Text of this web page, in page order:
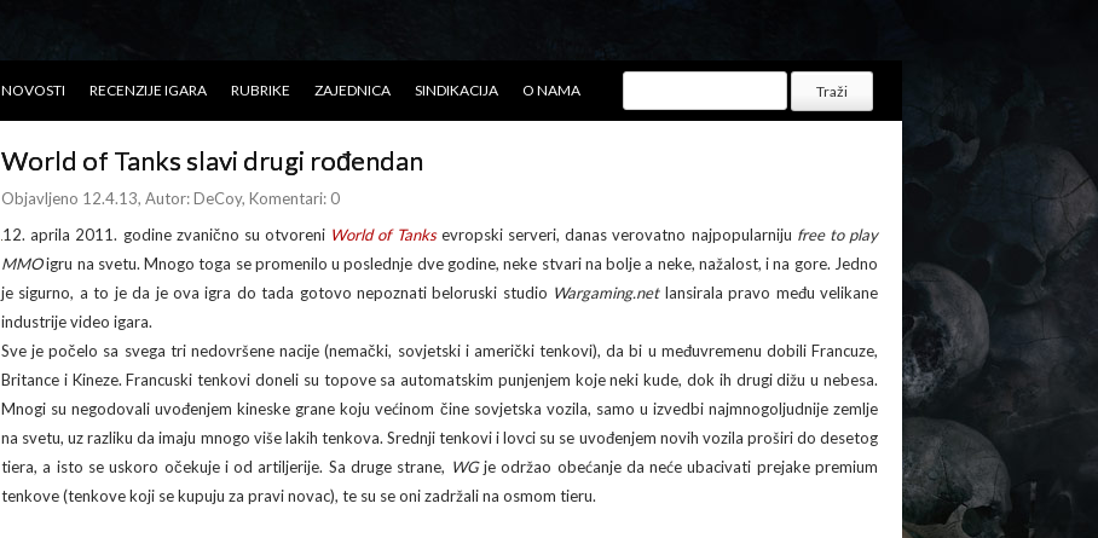
NOVOSTI RECENZIJE IGARA RUBRIKE ZAJEDNICA SINDIKACIJA O NAMA
World of Tanks slavi drugi rođendan
Objavljeno 12.4.13, Autor:DeCoy, Komentari: 0
12. aprila 2011. godine zvanično su otvoreni World of Tanks evropski serveri, danas verovatno najpopularniju free to play
MMOigru na svetu. Mnogo toga se promenilo u poslednje dve godine, neke stvari na bolje a neke, nažalost, i na gore. Jedno
je sigurno, a to je da je ova igra do tada gotovo nepoznati beloruski studio Wargaming.net lansirala pravo među velikane
industrije video igara.
Sve je počelo sa svega tri nedovršene nacije (nemački, sovjetski i američki tenkovi), da bi u međuvremenu dobili Francuze,
Britance i Kineze. Francuski tenkovi doneli su topove sa automatskim punjenjem koje neki kude, dok ih drugi dižu u nebesa.
Mnogi su negodovali uvođenjem kineske grane koju većinom čine sovjetska vozila, samo u izvedbi najmnogoljudnije zemlje
na svetu, uz razliku da imaju mnogo više lakih tenkova. Srednji tenkovi i lovci su se uvođenjem novih vozila proširi do desetog
tiera, a isto se uskoro očekuje i od artiljerije. Sa druge strane, WGje održao obećanje da neće ubacivati prejake premium
tenkove (tenkove koji se kupuju za pravi novac), te su se oni zadržali na osmom tieru.